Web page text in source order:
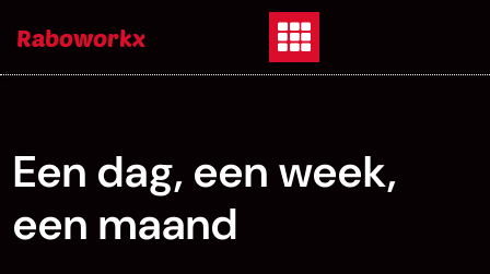
Raboworkx
Een dag, een week,
een maand